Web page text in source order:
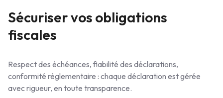
Sécuriser vos obligations
fiscales
Respect des échéances, fiabilité des déclarations,
conformité réglementaire : chaque déclaration est gérée
avec rigueur, en toute transparence.